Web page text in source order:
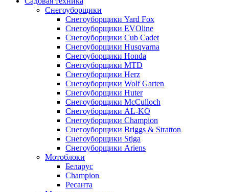
Снегоуборщики
Снегоуборщики Yard Fox
Снегоуборщики EVOline
Снегоуборщики Cub Cadet
Снегоуборщики Husqvarna
Снегоуборщики Honda
Снегоуборщики MTD
Снегоуборщики Herz
Снегоуборщики Wolf Garten
Снегоуборщики Huter
Снегоуборщики McCulloch
Снегоуборщики AL-KO
Снегоуборщики Champion
Снегоуборщики Briggs & Stratton
Снегоуборщики Stiga
Снегоуборщики Ariens
Мотоблоки
Беларус
Champion
Ресанта